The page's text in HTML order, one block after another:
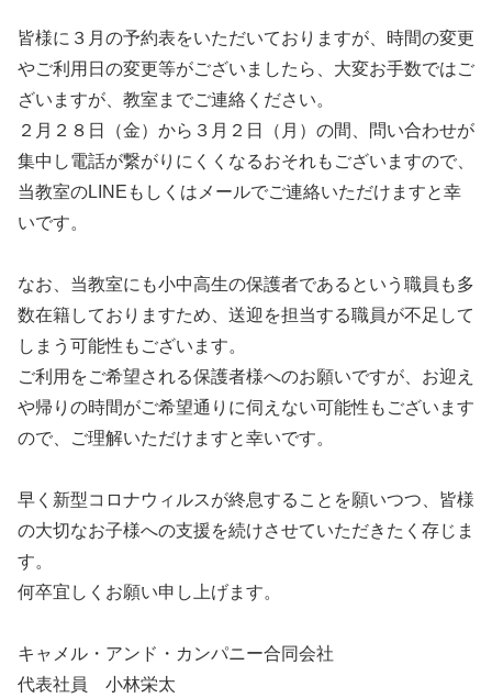
皆様に３月の予約表をいただいておりますが、時間の変更
やご利用日の変更等がございましたら、大変お手数ではご
ざいますが、教室までご連絡ください。
２月２８日（金）から３月２日（月）の間、問い合わせが
集中し電話が繋がりにくくなるおそれもございますので、
当教室のLINEもしくはメールでご連絡いただけますと幸
いです。
なお、当教室にも小中高生の保護者であるという職員も多
数在籍しておりますため、送迎を担当する職員が不足して
しまう可能性もございます。
ご利用をご希望される保護者様へのお願いですが、お迎え
や帰りの時間がご希望通りに伺えない可能性もございます
ので、ご理解いただけますと幸いです。
早く新型コロナウィルスが終息することを願いつつ、皆様
の大切なお子様への支援を続けさせていただきたく存じま
す。
何卒宜しくお願い申し上げます。
キャメル・アンド・カンパニー合同会社
代表社員 小林栄太